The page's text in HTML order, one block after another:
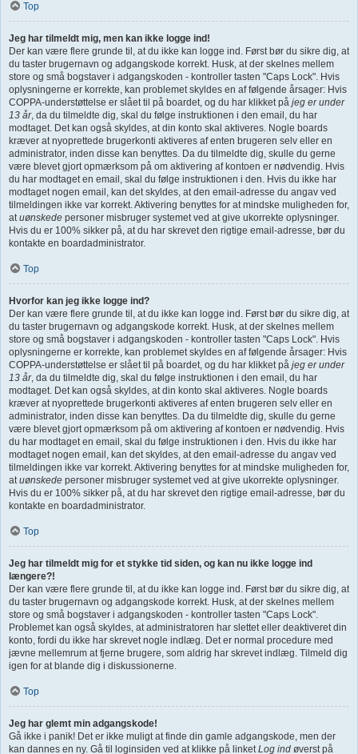
Top
Jeg har tilmeldt mig, men kan ikke logge ind!
Der kan være flere grunde til, at du ikke kan logge ind. Først bør du sikre dig, at
du taster brugernavn og adgangskode korrekt. Husk, at der skelnes mellem
store og små bogstaver i adgangskoden - kontroller tasten "Caps Lock". Hvis
oplysningerne er korrekte, kan problemet skyldes en af følgende årsager: Hvis
COPPA-understøttelse er slået til på boardet, og du har klikket på jeg er under
13 år, da du tilmeldte dig, skal du følge instruktionen i den email, du har
modtaget. Det kan også skyldes, at din konto skal aktiveres. Nogle boards
kræver at nyoprettede brugerkonti aktiveres af enten brugeren selv eller en
administrator, inden disse kan benyttes. Da du tilmeldte dig, skulle du gerne
være blevet gjort opmærksom på om aktivering af kontoen er nødvendig. Hvis
du har modtaget en email, skal du følge instruktionen i den. Hvis du ikke har
modtaget nogen email, kan det skyldes, at den email-adresse du angav ved
tilmeldingen ikke var korrekt. Aktivering benyttes for at mindske muligheden for,
atuønskede personer misbruger systemet ved at give ukorrekte oplysninger.
Hvis du er 100% sikker på, at du har skrevet den rigtige email-adresse, bør du
kontakte en boardadministrator.
Top
Hvorfor kan jeg ikke logge ind?
Der kan være flere grunde til, at du ikke kan logge ind. Først bør du sikre dig, at
du taster brugernavn og adgangskode korrekt. Husk, at der skelnes mellem
store og små bogstaver i adgangskoden - kontroller tasten "Caps Lock". Hvis
oplysningerne er korrekte, kan problemet skyldes en af følgende årsager: Hvis
COPPA-understøttelse er slået til på boardet, og du har klikket på jeg er under
13 år, da du tilmeldte dig, skal du følge instruktionen i den email, du har
modtaget. Det kan også skyldes, at din konto skal aktiveres. Nogle boards
kræver at nyoprettede brugerkonti aktiveres af enten brugeren selv eller en
administrator, inden disse kan benyttes. Da du tilmeldte dig, skulle du gerne
være blevet gjort opmærksom på om aktivering af kontoen er nødvendig. Hvis
du har modtaget en email, skal du følge instruktionen i den. Hvis du ikke har
modtaget nogen email, kan det skyldes, at den email-adresse du angav ved
tilmeldingen ikke var korrekt. Aktivering benyttes for at mindske muligheden for,
atuønskede personer misbruger systemet ved at give ukorrekte oplysninger.
Hvis du er 100% sikker på, at du har skrevet den rigtige email-adresse, bør du
kontakte en boardadministrator.
Top
Jeg har tilmeldt mig for et stykke tid siden, og kan nu ikke logge ind
længere?!
Der kan være flere grunde til, at du ikke kan logge ind. Først bør du sikre dig, at
du taster brugernavn og adgangskode korrekt. Husk, at der skelnes mellem
store og små bogstaver i adgangskoden - kontroller tasten "Caps Lock".
Problemet kan også skyldes, at administratoren har slettet eller deaktiveret din
konto, fordi du ikke har skrevet nogle indlæg. Det er normal procedure med
jævne mellemrum at fjerne brugere, som aldrig har skrevet indlæg. Tilmeld dig
igen for at blande dig i diskussionerne.
Top
Jeg har glemt min adgangskode!
Gå ikke i panik! Det er ikke muligt at finde din gamle adgangskode, men der
kan dannes en ny. Gå til loginsiden ved at klikke på linketLog ind øverst på